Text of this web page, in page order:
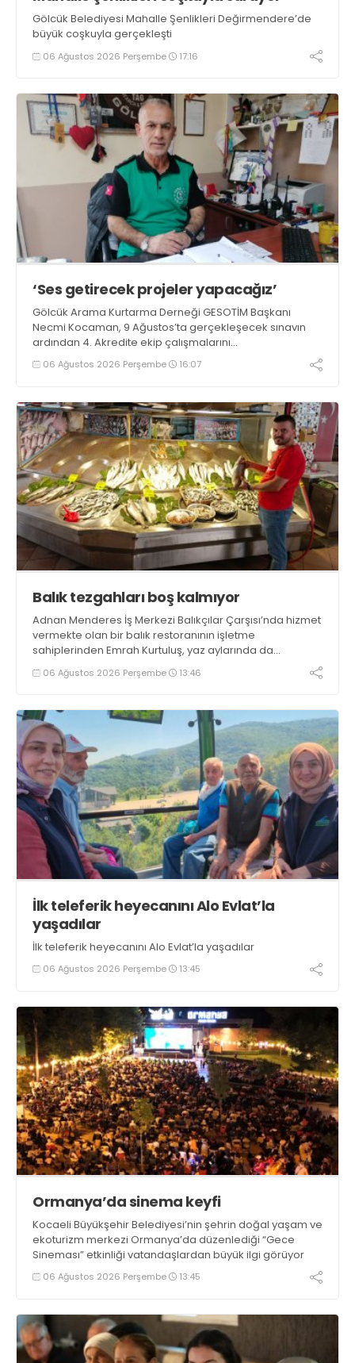
Gölcük Belediyesi Mahalle Şenlikleri Değirmendere’de
büyük coşkuyla gerçekleşti
06 Ağustos 2026 Perşembe 17:16
‘Ses getirecek projeler yapacağız’
Gölcük Arama Kurtarma Derneği GESOTİM Başkanı
Necmi Kocaman, 9 Ağustos’ta gerçekleşecek sınavın
ardından 4. Akredite ekip çalışmalarını
tamamlayacaklarını ifade ederek açıklamalarda
bulundu. Kocaman, “Gölcük’te ve Kocaeli genelinde ses
06 Ağustos 2026 Perşembe 16:07
Balık tezgahları boş kalmıyor
Adnan Menderes İş Merkezi Balıkçılar Çarşısı’nda hizmet
vermekte olan bir balık restoranının işletme
sahiplerinden Emrah Kurtuluş, yaz aylarında da
tezgahlarda taze balık bulunduğunu ifade ederek “Yıl
boyunca tezgahlarda taze balık bulmak mümkün
06 Ağustos 2026 Perşembe 13:46
İlk teleferik heyecanını Alo Evlat’la
yaşadılar
İlk teleferik heyecanını Alo Evlat’la yaşadılar
06 Ağustos 2026 Perşembe 13:45
Ormanya’da sinema keyfi
Kocaeli Büyükşehir Belediyesi’nin şehrin doğal yaşam ve
ekoturizm merkezi Ormanya’da düzenlediği “Gece
Sineması” etkinliği vatandaşlardan büyük ilgi görüyor
06 Ağustos 2026 Perşembe 13:45